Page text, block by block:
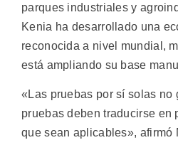
parques industriales y
Kenia ha desarrollado una
reconocida a nivel mundial,
está ampliando su base
«Las pruebas por sí solas no
pruebas deben traducirse en
que sean aplicables», afirmó